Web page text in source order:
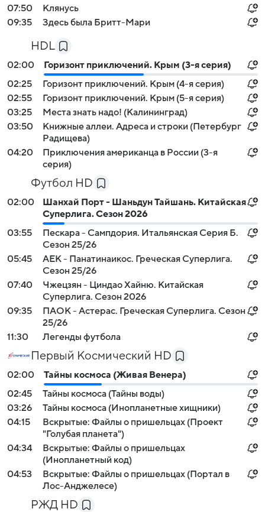
07:50
Клянусь
09:35
Здесь была Бритт-Мари
HDL
02:00
Горизонт приключений. Крым (3-я серия)
02:25
Горизонт приключений. Крым (4-я серия)
02:55
Горизонт приключений. Крым (5-я серия)
03:25
Места знать надо! (Калининград)
03:50
Книжные аллеи. Адреса и строки (Петербург
Радищева)
04:20
Приключения американца в России (3-я
серия)
Футбол HD
02:00
Шанхай Порт - Шаньдун Тайшань. Китайская
Суперлига. Сезон 2026
03:55
Пескара - Сампдория. Итальянская Серия Б.
Сезон 25/26
05:45
АЕК - Панатинаикос. Греческая Суперлига.
Сезон 25/26
07:40
Чжецзян - Циндао Хайню. Китайская
Суперлига. Сезон 2026
09:35
ПАОК - Астерас. Греческая Суперлига. Сезон
25/26
11:30
Легенды футбола
Первый Космический HD
02:00
Тайны космоса (Живая Венера)
02:45
Тайны космоса (Тайны воды)
03:26
Тайны космоса (Инопланетные хищники)
04:15
Вскрытые: Файлы о пришельцах (Проект
"Голубая планета")
04:34
Вскрытые: Файлы о пришельцах
(Инопланетный код)
04:53
Вскрытые: Файлы о пришельцах (Портал в
Лос-Анджелесе)
РЖД HD